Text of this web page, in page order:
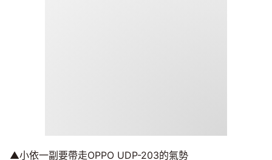
▲小依一副要帶走OPPO UDP-203的氣勢